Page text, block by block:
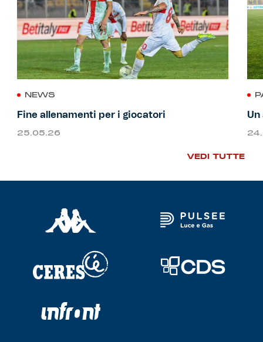
NEWS
Fine allenamenti per i giocatori
25.05.26
Un
VEDI TUTTE